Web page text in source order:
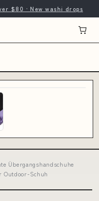
$80 · New washi drops
Übergangshandschuhe
Schuh